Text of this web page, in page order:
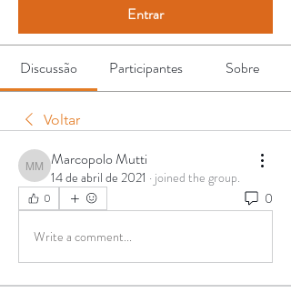
Entrar
Discussão Participantes Sobre
Voltar
Marcopolo Mutti
Marcopolo Mutti
14 de abril de 2021 · joined the group.
0 0
Write a comment...